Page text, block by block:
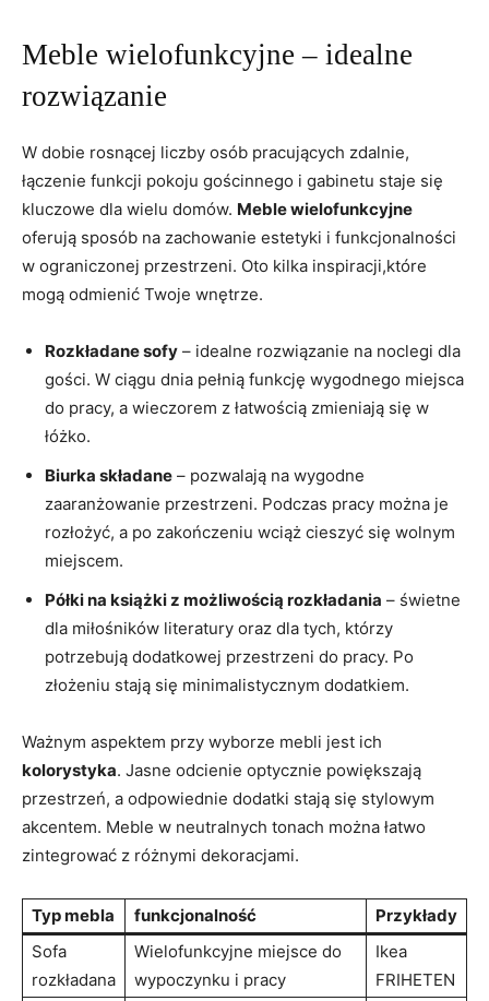
Meble wielofunkcyjne – idealne
rozwiązanie
W dobie rosnącej liczby osób pracujących zdalnie,
łączenie funkcji pokoju gościnnego i gabinetu staje się
kluczowe dla wielu domów. Meble wielofunkcyjne
oferują sposób na zachowanie estetyki i funkcjonalności
w ograniczonej przestrzeni. Oto kilka inspiracji,które
mogą odmienić Twoje wnętrze.
Rozkładane sofy – idealne rozwiązanie na noclegi dla
gości. W ciągu dnia pełnią funkcję wygodnego miejsca
do pracy, a wieczorem z łatwością zmieniają się w
łóżko.
Biurka składane – pozwalają na wygodne
zaaranżowanie przestrzeni. Podczas pracy można je
rozłożyć, a po zakończeniu wciąż cieszyć się wolnym
miejscem.
Półki na książki z możliwością rozkładania – świetne
dla miłośników literatury oraz dla tych, którzy
potrzebują dodatkowej przestrzeni do pracy. Po
złożeniu stają się minimalistycznym dodatkiem.
Ważnym aspektem przy wyborze mebli jest ich
kolorystyka. Jasne odcienie optycznie powiększają
przestrzeń, a odpowiednie dodatki stają się stylowym
akcentem. Meble w neutralnych tonach można łatwo
zintegrować z różnymi dekoracjami.
Typ mebla funkcjonalność
Przykłady
Sofa
rozkładana
Wielofunkcyjne miejsce do
wypoczynku i pracy
Ikea
FRIHETEN